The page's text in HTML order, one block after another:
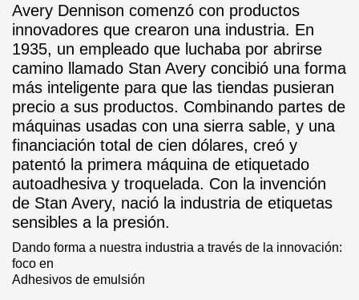
Avery Dennison comenzó con productos
innovadores que crearon una industria. En
1935, un empleado que luchaba por abrirse
camino llamado Stan Avery concibió una forma
más inteligente para que las tiendas pusieran
precio a sus productos. Combinando partes de
máquinas usadas con una sierra sable, y una
financiación total de cien dólares, creó y
patentó la primera máquina de etiquetado
autoadhesiva y troquelada. Con la invención
de Stan Avery, nació la industria de etiquetas
sensibles a la presión.
Dando forma a nuestra industria a través de la innovación:
foco en
Adhesivos de emulsión